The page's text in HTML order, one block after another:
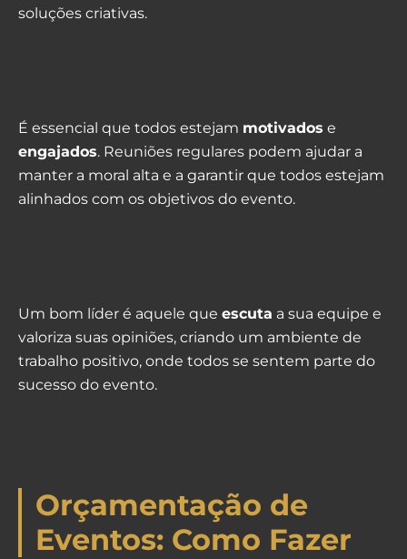
soluções criativas.
É essencial que todos estejam motivados e
engajados. Reuniões regulares podem ajudar a
manter a moral alta e a garantir que todos estejam
alinhados com os objetivos do evento.
Um bom líder é aquele que escuta a sua equipe e
valoriza suas opiniões, criando um ambiente de
trabalho positivo, onde todos se sentem parte do
sucesso do evento.
Orçamentação de
Eventos: Como Fazer